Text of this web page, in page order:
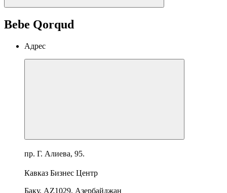
Bebe Qorqud
Адрес
пр. Г. Алиева, 95.
Кавказ Бизнес Центр
Баку, AZ1029, Азербайджан